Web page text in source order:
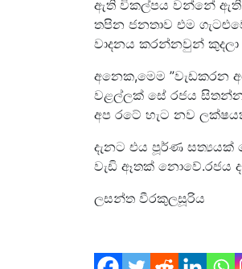
ඇති විකල්පය වන්නේ ඇති
තපින ජනතාව එම
වාදනය කරන්නවුන්
අනෙක,මෙම ”‍වැඩකරන
වළල්ලක් සේ රජය
අප රටේ හැට නව
දැනට එය පූර්ණ
වැඩි ඈතක් නොවේ.රජය
ලසන්ත වීරකුලසූරිය